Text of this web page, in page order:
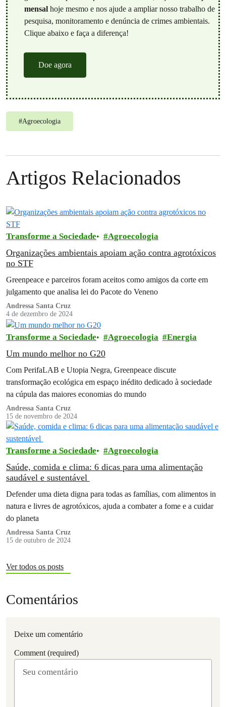
mensalhoje mesmo e nos ajude a ampliar nosso trabalho de
pesquisa, monitoramento e denúncia de crimes ambientais.
Clique abaixo e faça a diferença!
Doe agora
#Agroecologia
Artigos Relacionados
Transforme a Sociedade Agroecologia
Organizações ambientais apoiam ação contra agrotóxicos
no STF
Greenpeace e parceiros foram aceitos como amigos da corte em
julgamento que analisa lei do Pacote do Veneno
Andressa Santa Cruz
4 de dezembro de 2024
Transforme a Sociedade Agroecologia Energia
Um mundo melhor no G20
Com PerifaLAB e Utopia Negra, Greenpeace discute
transformação ecológica em espaço inédito dedicado à sociedade
na cúpula das maiores economias do mundo
Andressa Santa Cruz
15 de novembro de 2024
Transforme a Sociedade Agroecologia
Saúde, comida e clima: 6 dicas para uma alimentação
saudável e sustentável
Defender uma dieta digna para todas as famílias, com alimentos in
natura e livres de agrotóxicos, ajuda a combater a fome e a cuidar
do planeta
Andressa Santa Cruz
15 de outubro de 2024
Ver todos os posts
Comentários
Deixe um comentário
Comment (required)